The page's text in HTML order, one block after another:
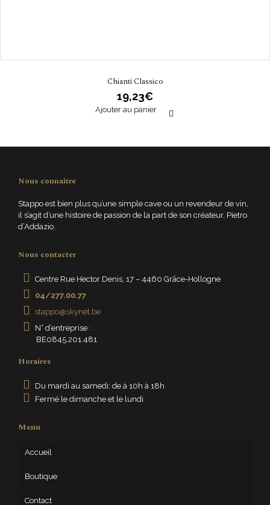
Chianti Classico
19,23€
Ajouter au panier
Nous connaître
Stappo est bien plus qu’une simple cave ou un revendeur de vin,
il s’agit d’une histoire de passion de la part de son créateur, Pietro
d’Addazio.
Nous contacter
Centre Rue Hector Denis, 17 – 4460 Grâce-Hollogne
04/277.00.77
stappo@skynet.be
N° d’entreprise :
BE0845.201.481
Horaires
Du mardi au samedi: de à 10h à 18h
Fermé le dimanche et le lundi
Menu
Accueil
Boutique
Contact